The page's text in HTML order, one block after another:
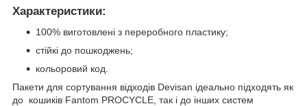
Характеристики:
100% виготовлені з переробного пластику;
стійкі до пошкоджень;
кольоровий код.
Пакети для сортування відходів Devisan ідеально підходять як
до кошиків Fantom PROCYCLE, так і до інших систем